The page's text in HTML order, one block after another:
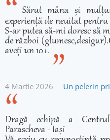
Sărut mâna și
experiență de neuitat
S-ar putea să-mi doresc să
de război
aveți un 10+.
4 Martie 2026 Un pelerin
Dragă echipă a
Parascheva - Iași